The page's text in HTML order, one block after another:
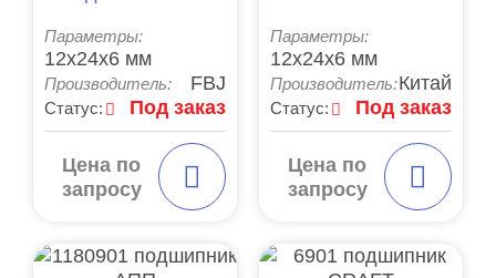
Параметры:
12x24x6 мм
Производитель: FBJ
Статус: Под заказ
Цена по
запросу
Параметры:
12x24x6 мм
Производитель:Китай
Статус: Под заказ
Цена по
запросу